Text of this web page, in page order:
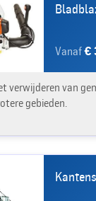
Vanaf€
verwijderen van
gebieden.